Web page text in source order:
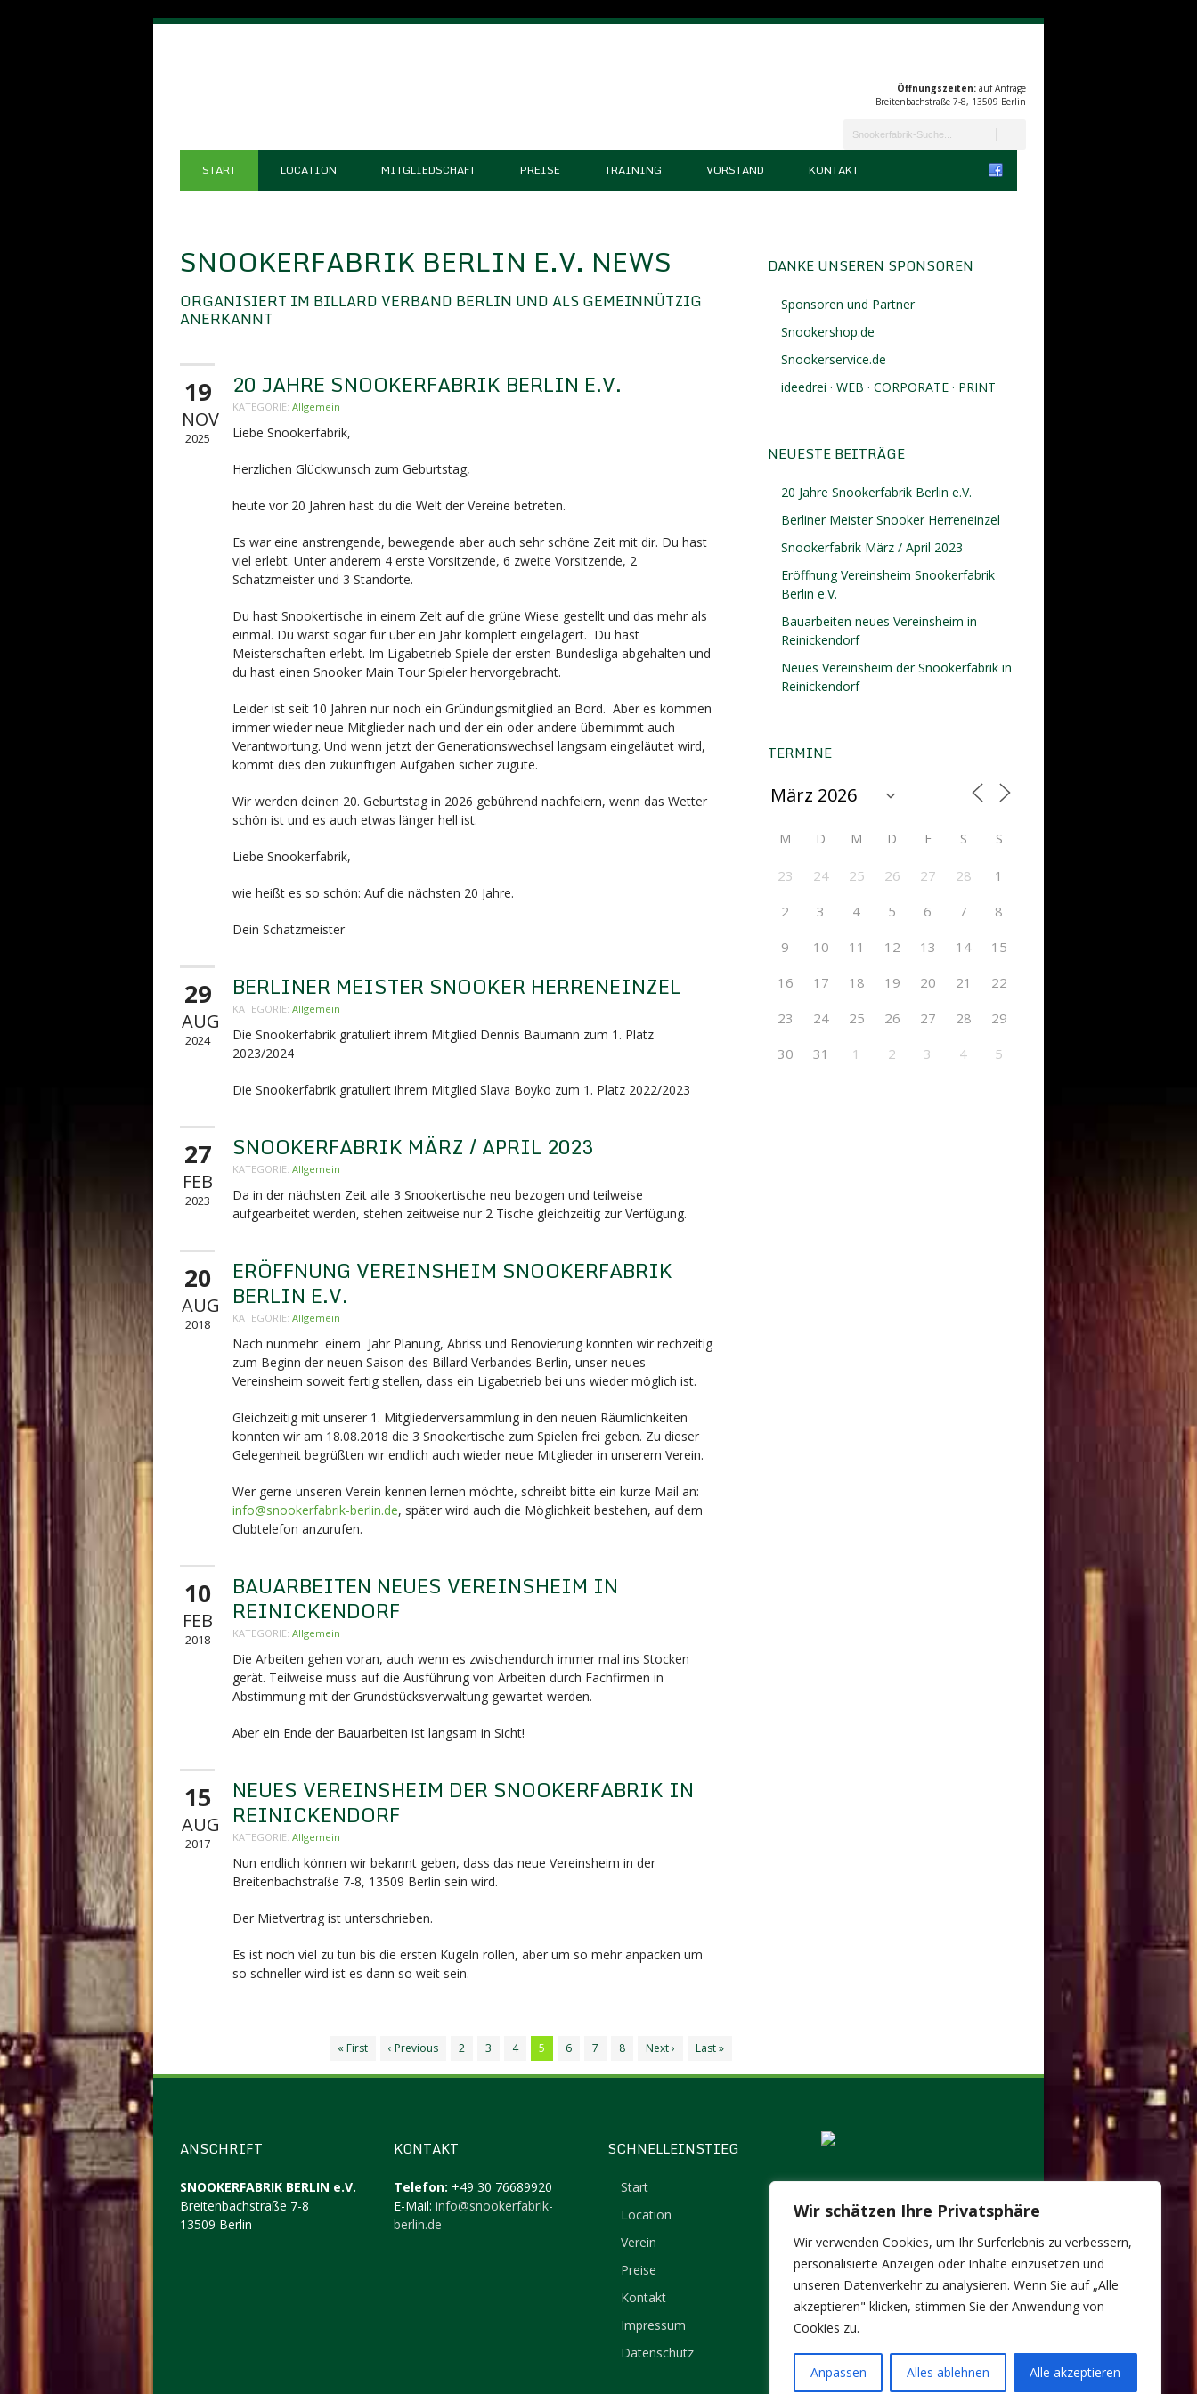
Wir schätzen Ihre Privatsphäre
Wir verwenden Cookies, um Ihr Surferlebnis zu verbessern,
personalisierte Anzeigen oder Inhalte einzusetzen und
unseren Datenverkehr zu analysieren. Wenn Sie auf „Alle
akzeptieren" klicken, stimmen Sie der Anwendung von
Cookies zu.
Anpassen Alles ablehnen Alle akzeptieren
Öffnungszeiten: auf Anfrage
Breitenbachstraße 7-8, 13509 Berlin
START LOCATION MITGLIEDSCHAFT PREISE TRAINING VORSTAND KONTAKT
SNOOKERFABRIK BERLIN E.V. NEWS
ORGANISIERT IM BILLARD VERBAND BERLIN UND ALS GEMEINNÜTZIG
ANERKANNT
19
NOV
2025
20 JAHRE SNOOKERFABRIK BERLIN E.V.
KATEGORIE: Allgemein
Liebe Snookerfabrik,
Herzlichen Glückwunsch zum Geburtstag,
heute vor 20 Jahren hast du die Welt der Vereine betreten.
Es war eine anstrengende, bewegende aber auch sehr schöne Zeit mit dir. Du hast
viel erlebt. Unter anderem 4 erste Vorsitzende, 6 zweite Vorsitzende, 2
Schatzmeister und 3 Standorte.
Du hast Snookertische in einem Zelt auf die grüne Wiese gestellt und das mehr als
einmal. Du warst sogar für über ein Jahr komplett eingelagert. Du hast
Meisterschaften erlebt. Im Ligabetrieb Spiele der ersten Bundesliga abgehalten und
du hast einen Snooker Main Tour Spieler hervorgebracht.
Leider ist seit 10 Jahren nur noch ein Gründungsmitglied an Bord. Aber es kommen
immer wieder neue Mitglieder nach und der ein oder andere übernimmt auch
Verantwortung. Und wenn jetzt der Generationswechsel langsam eingeläutet wird,
kommt dies den zukünftigen Aufgaben sicher zugute.
Wir werden deinen 20. Geburtstag in 2026 gebührend nachfeiern, wenn das Wetter
schön ist und es auch etwas länger hell ist.
Liebe Snookerfabrik,
wie heißt es so schön: Auf die nächsten 20 Jahre.
Dein Schatzmeister
29
AUG
2024
BERLINER MEISTER SNOOKER HERRENEINZEL
KATEGORIE: Allgemein
Die Snookerfabrik gratuliert ihrem Mitglied Dennis Baumann zum 1. Platz
2023/2024
Die Snookerfabrik gratuliert ihrem Mitglied Slava Boyko zum 1. Platz 2022/2023
27
FEB
2023
SNOOKERFABRIK MÄRZ / APRIL 2023
KATEGORIE: Allgemein
Da in der nächsten Zeit alle 3 Snookertische neu bezogen und teilweise
aufgearbeitet werden, stehen zeitweise nur 2 Tische gleichzeitig zur Verfügung.
20
AUG
2018
ERÖFFNUNG VEREINSHEIM SNOOKERFABRIK
BERLIN E.V.
KATEGORIE: Allgemein
Nach nunmehr einem Jahr Planung, Abriss und Renovierung konnten wir rechzeitig
zum Beginn der neuen Saison des Billard Verbandes Berlin, unser neues
Vereinsheim soweit fertig stellen, dass ein Ligabetrieb bei uns wieder möglich ist.
Gleichzeitig mit unserer 1. Mitgliederversammlung in den neuen Räumlichkeiten
konnten wir am 18.08.2018 die 3 Snookertische zum Spielen frei geben. Zu dieser
Gelegenheit begrüßten wir endlich auch wieder neue Mitglieder in unserem Verein.
Wer gerne unseren Verein kennen lernen möchte, schreibt bitte ein kurze Mail an:
info@snookerfabrik-berlin.de, später wird auch die Möglichkeit bestehen, auf dem
Clubtelefon anzurufen.
10
FEB
2018
BAUARBEITEN NEUES VEREINSHEIM IN
REINICKENDORF
KATEGORIE: Allgemein
Die Arbeiten gehen voran, auch wenn es zwischendurch immer mal ins Stocken
gerät. Teilweise muss auf die Ausführung von Arbeiten durch Fachfirmen in
Abstimmung mit der Grundstücksverwaltung gewartet werden.
Aber ein Ende der Bauarbeiten ist langsam in Sicht!
15
AUG
2017
NEUES VEREINSHEIM DER SNOOKERFABRIK IN
REINICKENDORF
KATEGORIE: Allgemein
Nun endlich können wir bekannt geben, dass das neue Vereinsheim in der
Breitenbachstraße 7-8, 13509 Berlin sein wird.
Der Mietvertrag ist unterschrieben.
Es ist noch viel zu tun bis die ersten Kugeln rollen, aber um so mehr anpacken um
so schneller wird ist es dann so weit sein.
« First ‹ Previous 2 3 4 5 6 7 8 Next › Last »
DANKE UNSEREN SPONSOREN
Sponsoren und Partner
Snookershop.de
Snookerservice.de
ideedrei · WEB · CORPORATE · PRINT
NEUESTE BEITRÄGE
20 Jahre Snookerfabrik Berlin e.V.
Berliner Meister Snooker Herreneinzel
Snookerfabrik März / April 2023
Eröffnung Vereinsheim Snookerfabrik
Berlin e.V.
Bauarbeiten neues Vereinsheim in
Reinickendorf
Neues Vereinsheim der Snookerfabrik in
Reinickendorf
TERMINE
M D M D F S S
23 24 25 26 27 28
1
2
3 4 5 6 7
8
9
10 11 12 13 14
15
16
17 18 19 20 21
22
23
24 25 26 27 28
29
30
31 1 2 3 4 5
ANSCHRIFT
SNOOKERFABRIK BERLIN e.V.
Breitenbachstraße 7-8
13509 Berlin
KONTAKT
Telefon: +49 30 76689920
E-Mail: info@snookerfabrik-
berlin.de
SCHNELLEINSTIEG
Start
Location
Verein
Preise
Kontakt
Impressum
Datenschutz